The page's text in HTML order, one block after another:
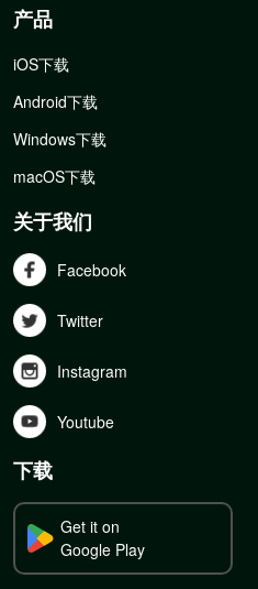
产品
iOS下载
Android下载
Windows下载
macOS下载
关于我们
Facebook
Twitter
Instagram
Youtube
下载
Get it on
Google Play